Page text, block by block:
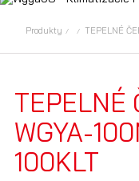
Produkty TEPELNÉ
TEPELNÉ
WGYA-
100KLT